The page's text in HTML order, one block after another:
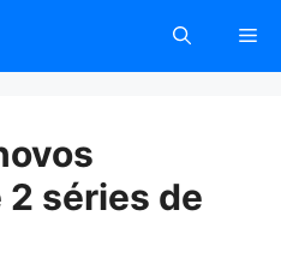
séries de